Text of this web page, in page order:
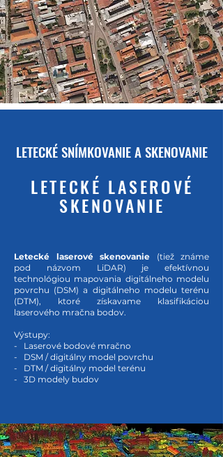
LETECKÉ SNÍMKOVANIE A SKENOVANIE
LETECKÉ LASEROVÉ
SKENOVANIE
Letecké laserové skenovanie (tiež známe
pod názvom LiDAR) je efektívnou
technológiou mapovania digitálneho modelu
povrchu (DSM) a digitálneho modelu terénu
(DTM), ktoré získavame klasifikáciou
laserového mračna bodov.
Výstupy:
- Laserové bodové mračno
- DSM / digitálny model povrchu
- DTM / digitálny model terénu
- 3D modely budov